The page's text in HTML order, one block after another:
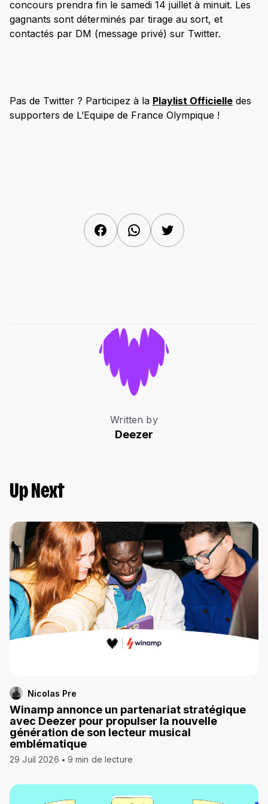
concours prendra fin le samedi 14 juillet à minuit. Les
gagnants sont déterminés par tirage au sort, et
contactés par DM (message privé) sur Twitter.
Pas de Twitter ? Participez à la Playlist Officielle des
supporters de L’Equipe de France Olympique !
FacebookWhatsAppTwitter
Written by
Deezer
Up Next
Nicolas Pre
Winamp annonce un partenariat stratégique
avec Deezer pour propulser la nouvelle
génération de son lecteur musical
emblématique
29 Juil 2026 9 min de lecture